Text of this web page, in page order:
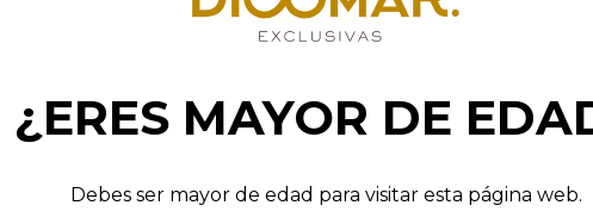
¿ERES MAYOR DE
Debes ser mayor de edad para visitar esta página web.